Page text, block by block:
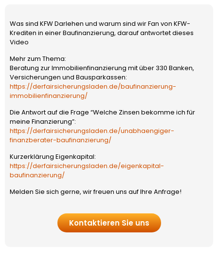
Was sind KFW Darlehen und warum sind wir Fan von KFW-
Krediten in einer Baufinanzierung, darauf antwortet dieses
Video
Mehr zum Thema:
Beratung zur Immobilienfinanzierung mit über 330 Banken,
Versicherungen und Bausparkassen:
https://derfairsicherungsladen.de/baufinanzierung-
immobilienfinanzierung/
Die Antwort auf die Frage “Welche Zinsen bekomme ich für
meine Finanzierung”:
https://derfairsicherungsladen.de/unabhaengiger-
finanzberater-baufinanzierung/
Kurzerklärung Eigenkapital:
https://derfairsicherungsladen.de/eigenkapital-
baufinanzierung/
Melden Sie sich gerne, wir freuen uns auf Ihre Anfrage!
Kontaktieren Sie uns